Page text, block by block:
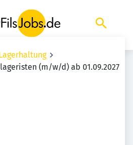
(m/w/d) ab 01.09.2027